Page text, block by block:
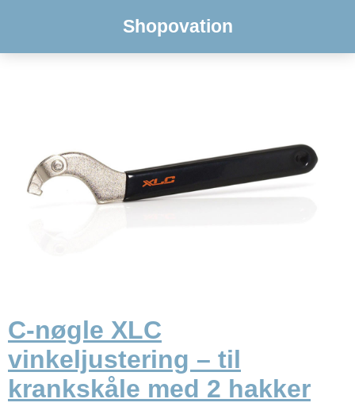
Shopovation
C-nøgle XLC
vinkeljustering – til
krankskåle med 2 hakker